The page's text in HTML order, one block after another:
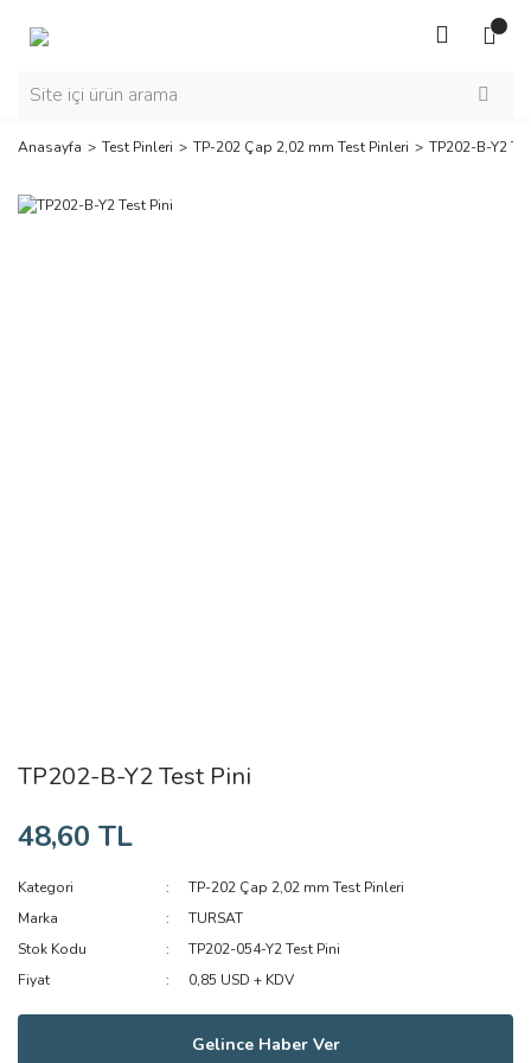
Anasayfa Test Pinleri TP-202 Çap 2,02 mm Test Pinleri TP202-B-Y2
TP202-B-Y2 Test Pini
48,60 TL
Kategori
TP-202 Çap 2,02 mm Test Pinleri
Marka
TURSAT
Stok Kodu
TP202-054-Y2 Test Pini
Fiyat
0,85 USD + KDV
Gelince Haber Ver